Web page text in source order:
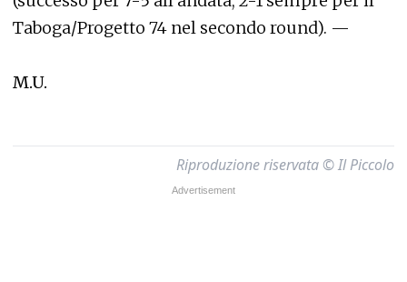
Taboga/Progetto 74 nel secondo round). —
M.U.
Riproduzione riservata © Il Piccolo